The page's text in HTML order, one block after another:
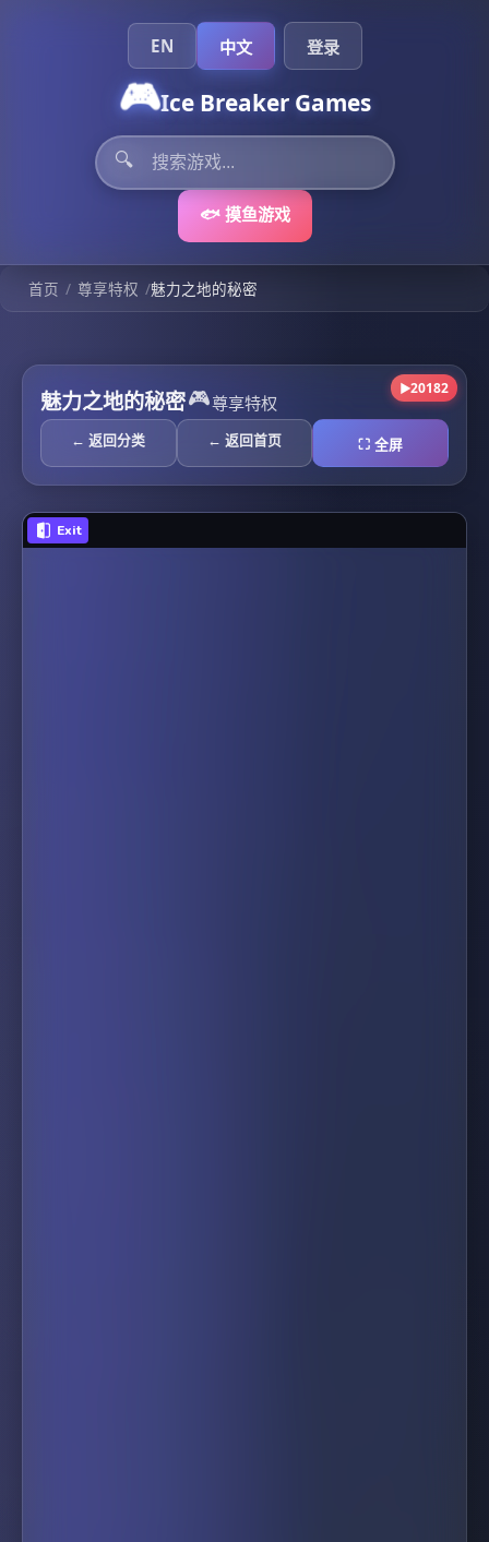
🎮Ice Breaker Games
🔍
🐟 摸鱼游戏
EN 中文 登录
首页 / 尊享特权 /魅力之地的秘密
魅力之地的秘密 ▶20182
🎮尊享特权
← 返回分类 ← 返回首页 ⛶ 全屏